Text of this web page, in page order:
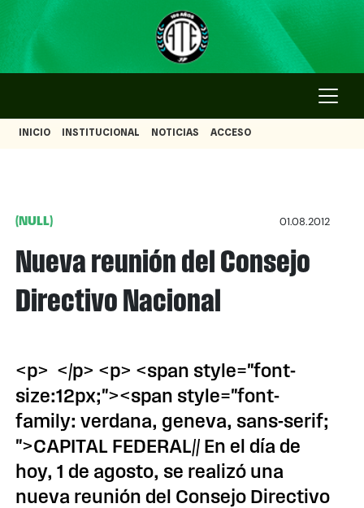
INICIO INSTITUCIONAL NOTICIAS ACCESO
(NULL) 01.08.2012
Nueva reunión del Consejo
Directivo Nacional
<p> </p> <p> <span style="font-
size:12px;"><span style="font-
family: verdana, geneva, sans-serif;
">CAPITAL FEDERAL// En el día de
hoy, 1 de agosto, se realizó una
nueva reunión del Consejo Directivo